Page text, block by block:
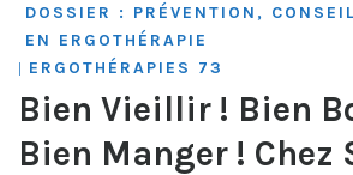
DOSSIER : PRÉVENTION,
EN ERGOTHÉRAPIE
| ERGOTHÉRAPIES 73
Bien Vieillir ! Bien
Bien Manger ! Chez